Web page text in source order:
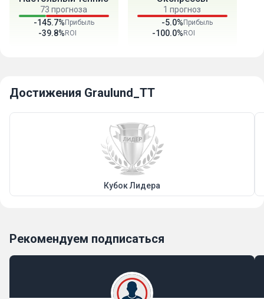
73 прогноза
-145.7%
-39.8%
Прибыль
ROI
1 прогноз
-5.0%
-100.0%
Прибыль
ROI
Достижения Graulund_TT
Кубок Лидера
Рекомендуем подписаться